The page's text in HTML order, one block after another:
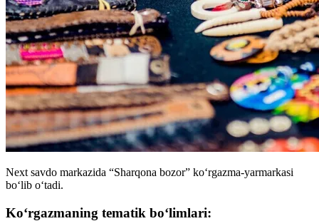
Next savdo markazida “Sharqona bozor” koʻrgazma-yarmarkasi
boʻlib oʻtadi.
Koʻrgazmaning tematik boʻlimlari: